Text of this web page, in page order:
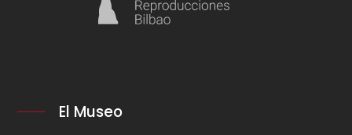
El Museo